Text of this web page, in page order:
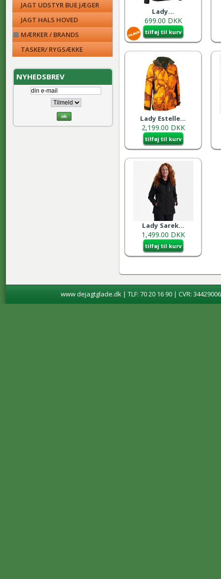
JAGT UDSTYR BUE JÆGER
JAGT HALS HOVED
MÆRKER / BRANDS
TASKER/ RYGSÆKKE
NYHEDSBREV
Lady...
699.00 DKK
tilføj til kurv
Lady Estelle...
2,199.00 DKK
tilføj til kurv
Lady Sarek...
1,499.00 DKK
tilføj til kurv
www dejagtglade.dk | TLF: 70 20 16 90 | CVR: